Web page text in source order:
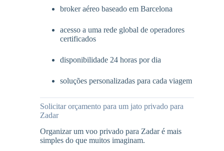
broker aéreo baseado em Barcelona
acesso a uma rede global de operadores
certificados
disponibilidade 24 horas por dia
soluções personalizadas para cada viagem
Solicitar orçamento para um jato privado para
Zadar
Organizar um voo privado para Zadar é mais
simples do que muitos imaginam.